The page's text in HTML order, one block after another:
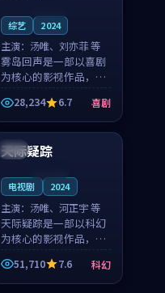
综艺 2024
主演： 汤唯、刘亦菲 等
雾岛回声是一部以喜剧
为核心的影视作品，围
绕危机、反转与人物成
长展开，整体节奏紧
凑，值得推荐观看。
28,234 6.7 喜剧
中国
天际疑踪
电视剧 2024
主演： 汤唯、河正宇 等
天际疑踪是一部以科幻
为核心的影视作品，围
绕危机、反转与人物成
长展开，整体节奏紧
凑，值得推荐观看。
51,710 7.6 科幻